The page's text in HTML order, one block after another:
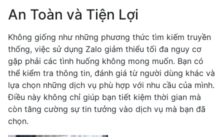
An Toàn và Tiện Lợi
Không giống như những phương thức tìm kiếm truyền
thống, việc sử dụng Zalo giảm thiểu tối đa nguy cơ
gặp phải các tình huống không mong muốn. Bạn có
thể kiểm tra thông tin, đánh giá từ người dùng khác và
lựa chọn những dịch vụ phù hợp với nhu cầu của mình.
Điều này không chỉ giúp bạn tiết kiệm thời gian mà
còn tăng cường sự tin tưởng vào dịch vụ mà bạn đã
chọn.